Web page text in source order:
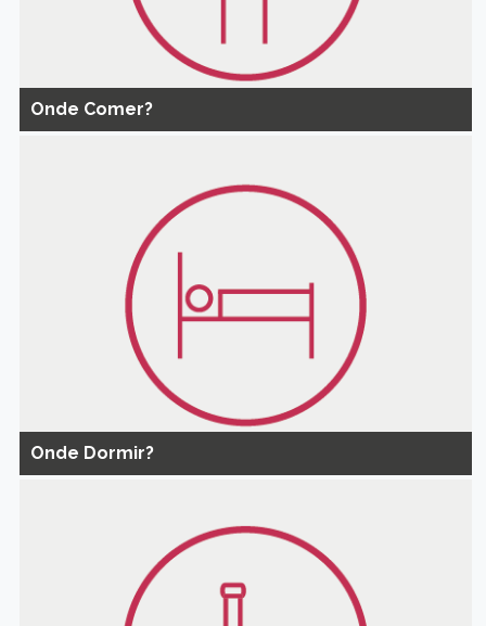
Onde Comer?
Onde Dormir?